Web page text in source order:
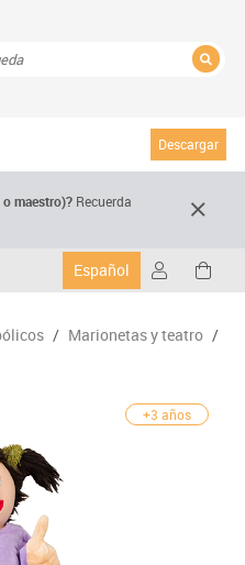
Descargar
maestro)? Recuerda
Español
/ Marionetas y teatro /
+3 años